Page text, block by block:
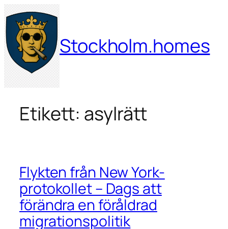
Hoppa
till
innehåll
Stockholm.homes
Etikett: asylrätt
Flykten från New York-
protokollet – Dags att
förändra en föråldrad
migrationspolitik